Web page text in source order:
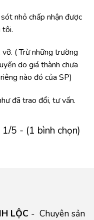
nhỏ chấp nhận được
tôi.
( Trừ những trường
do giá thành chưa
nào đó của SP)
đã trao đổi, tư vấn.
1/5 - (1 bình chọn)
LỘC - Chuyên sản